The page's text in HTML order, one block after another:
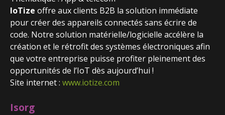
IoTize offre aux clients B2B la solution immédiate
pour créer des appareils connectés sans écrire de
code. Notre solution matérielle/logicielle accélère la
création et le rétrofit des systèmes électroniques afin
que votre entreprise puisse profiter pleinement des
opportunités de l’IoT dès aujourd’hui !
Site internet : www.iotize.com
Isorg